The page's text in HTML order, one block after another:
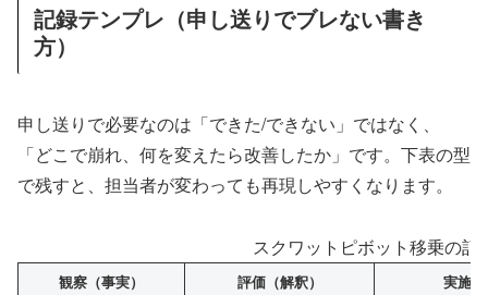
記録テンプレ（申し送りでブレない書き
方）
申し送りで必要なのは「できた/できない」ではなく、
「どこで崩れ、何を変えたら改善したか」です。下表の型
で残すと、担当者が変わっても再現しやすくなります。
スクワットピボット移乗の記
観察（事実） 評価（解釈） 実施